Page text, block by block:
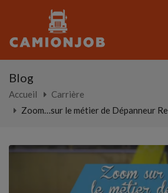
Blog
Accueil
Carrière
Zoom…sur le métier de Dépanneur